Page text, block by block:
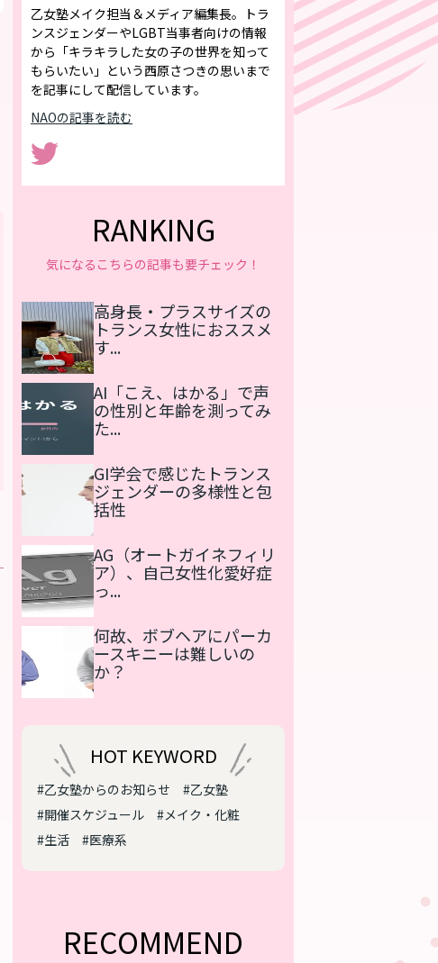
乙女塾メイク担当＆メディア編集長。トラ
ンスジェンダーやLGBT当事者向けの情報
から「キラキラした女の子の世界を知って
もらいたい」という西原さつきの思いまで
を記事にして配信しています。
NAOの記事を読む
RANKING
気になるこちらの記事も要チェック！
高身長・プラスサイズの
トランス女性におススメ
す...
AI「こえ、はかる」で声
の性別と年齢を測ってみ
た...
GI学会で感じたトランス
ジェンダーの多様性と包
括性
AG（オートガイネフィリ
ア）、自己女性化愛好症
っ...
何故、ボブヘアにパーカ
ースキニーは難しいの
か？
HOT KEYWORD
#乙女塾からのお知らせ
#乙女塾
#開催スケジュール
#メイク・化粧
#生活
#医療系
RECOMMEND